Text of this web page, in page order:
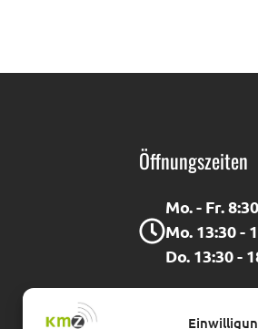
Öffnungszeiten
Mo. - Fr.
Mo. 13:30 -
Do. 13:30 -
Adresse